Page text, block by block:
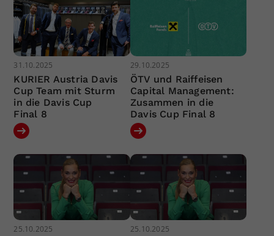
31.10.2025
KURIER Austria Davis
Cup Team mit Sturm
in die Davis Cup
Final 8
29.10.2025
ÖTV und Raiffeisen
Capital Management:
Zusammen in die
Davis Cup Final 8
25.10.2025 25.10.2025